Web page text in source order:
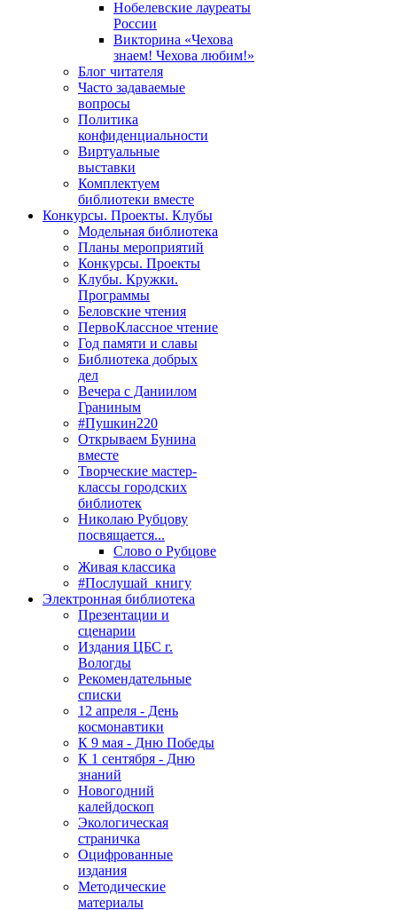
Нобелевские лауреаты
России
Викторина «Чехова
знаем! Чехова любим!»
Блог читателя
Часто задаваемые
вопросы
Политика
конфиденциальности
Виртуальные
выставки
Комплектуем
библиотеки вместе
Конкурсы. Проекты. Клубы
Модельная библиотека
Планы мероприятий
Конкурсы. Проекты
Клубы. Кружки.
Программы
Беловские чтения
ПервоКлассное чтение
Год памяти и славы
Библиотека добрых
дел
Вечера с Даниилом
Граниным
#Пушкин220
Открываем Бунина
вместе
Творческие мастер-
классы городских
библиотек
Николаю Рубцову
посвящается...
Слово о Рубцове
Живая классика
#Послушай_книгу
Электронная библиотека
Презентации и
сценарии
Издания ЦБС г.
Вологды
Рекомендательные
списки
12 апреля - День
космонавтики
К 9 мая - Дню Победы
К 1 сентября - Дню
знаний
Новогодний
калейдоскоп
Экологическая
страничка
Оцифрованные
издания
Методические
материалы